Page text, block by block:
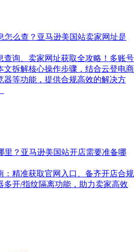
怎么查？亚马逊美国站卖家网址是
查询、卖家网址获取全攻略！多账号
文拆解核心操作步骤，结合云登电商
器等功能，提供合规高效的解决方
里？亚马逊美国站开店需要准备哪
：精准获取官网入口、备齐开店合规
多开/指纹隔离功能，助力卖家高效